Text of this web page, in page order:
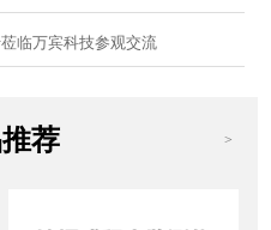
临万宾科技参观交流
荐 >